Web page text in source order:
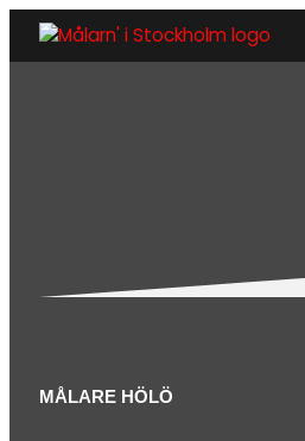
MÅLARE HÖLÖ